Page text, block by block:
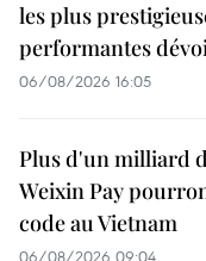
les plus
performantes
06/08/2026 16:05
Plus d'un milliard
Weixin Pay
code au Vietnam
06/08/2026 09:04